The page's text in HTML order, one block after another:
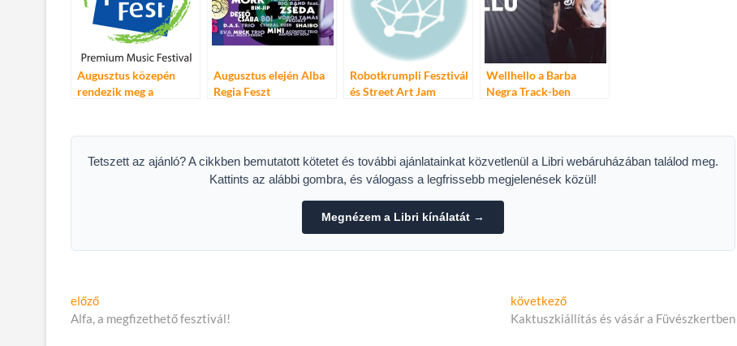
Augusztus közepén
rendezik meg a
Augusztus elején Alba
Regia Feszt
Robotkrumpli Fesztivál
és Street Art Jam
Wellhello a Barba
Negra Track-ben
Tetszett az ajánló? A cikkben bemutatott kötetet és további ajánlatainkat közvetlenül a Libri webáruházában találod meg.
Kattints az alábbi gombra, és válogass a legfrissebb megjelenések közül!
Megnézem a Libri kínálatát →
Bejegyzés
navigáció
előzőElőző
cikk:
Alfa, a megfizethető fesztivál!
következőKövetkező
cikk:
Kaktuszkiállítás és vásár a Füvészkertben